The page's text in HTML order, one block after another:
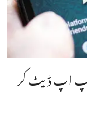
اپ ڈیٹ کر